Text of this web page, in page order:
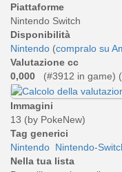
Piattaforme
Nintendo Switch
Disponibilità
Nintendo (compralo su
Valutazione cc
0,000
(#3912 in game) (
Immagini
13 (by PokeNew)
Tag generici
Nintendo Nintendo-
Nella tua lista